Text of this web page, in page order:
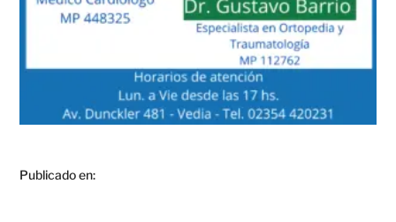
Publicado en: